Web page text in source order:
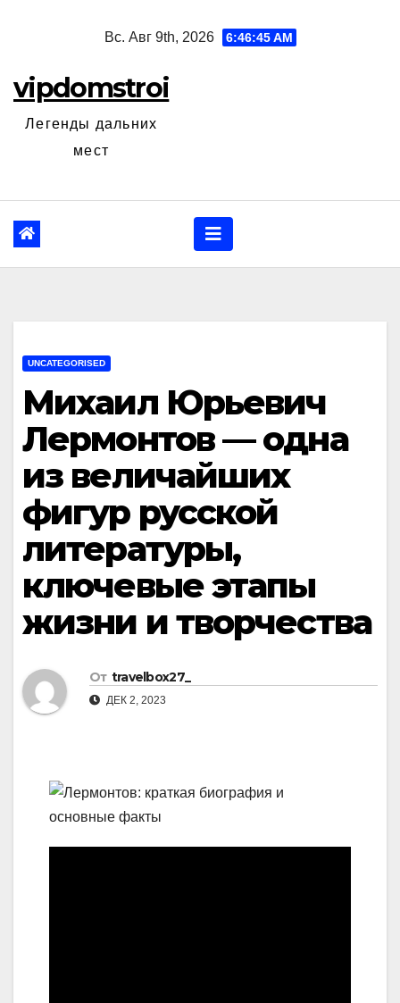
Вс. Авг 9th, 2026 6:46:46 AM
vipdomstroi
Легенды дальних
мест
UNCATEGORISED
Михаил Юрьевич
Лермонтов — одна
из величайших
фигур русской
литературы,
ключевые этапы
жизни и творчества
От travelbox27_
ДЕК 2, 2023